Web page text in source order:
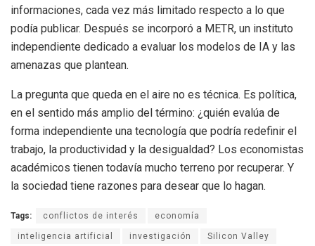
informaciones, cada vez más limitado respecto a lo que
podía publicar. Después se incorporó a METR, un instituto
independiente dedicado a evaluar los modelos de IA y las
amenazas que plantean.
La pregunta que queda en el aire no es técnica. Es política,
en el sentido más amplio del término: ¿quién evalúa de
forma independiente una tecnología que podría redefinir el
trabajo, la productividad y la desigualdad? Los economistas
académicos tienen todavía mucho terreno por recuperar. Y
la sociedad tiene razones para desear que lo hagan.
Tags: conflictos de interés economía
inteligencia artificial investigación Silicon Valley